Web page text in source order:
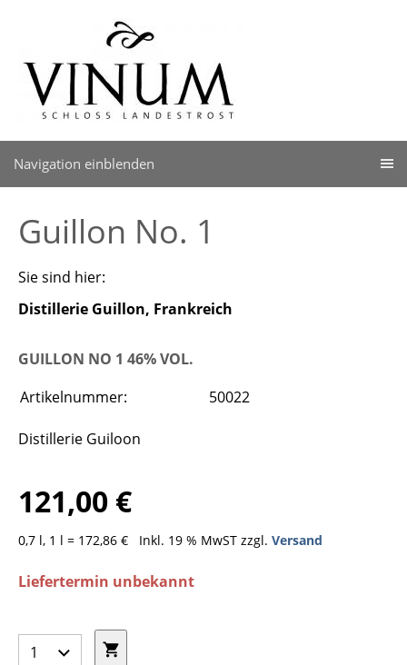
Navigation einblenden
Guillon No. 1
Sie sind hier:
Distillerie Guillon, Frankreich
GUILLON NO 1 46% VOL.
Artikelnummer:
50022
Distillerie Guiloon
121,00 €
0,7 l, 1 l = 172,86 € Inkl. 19 % MwST zzgl. Versand
Liefertermin unbekannt